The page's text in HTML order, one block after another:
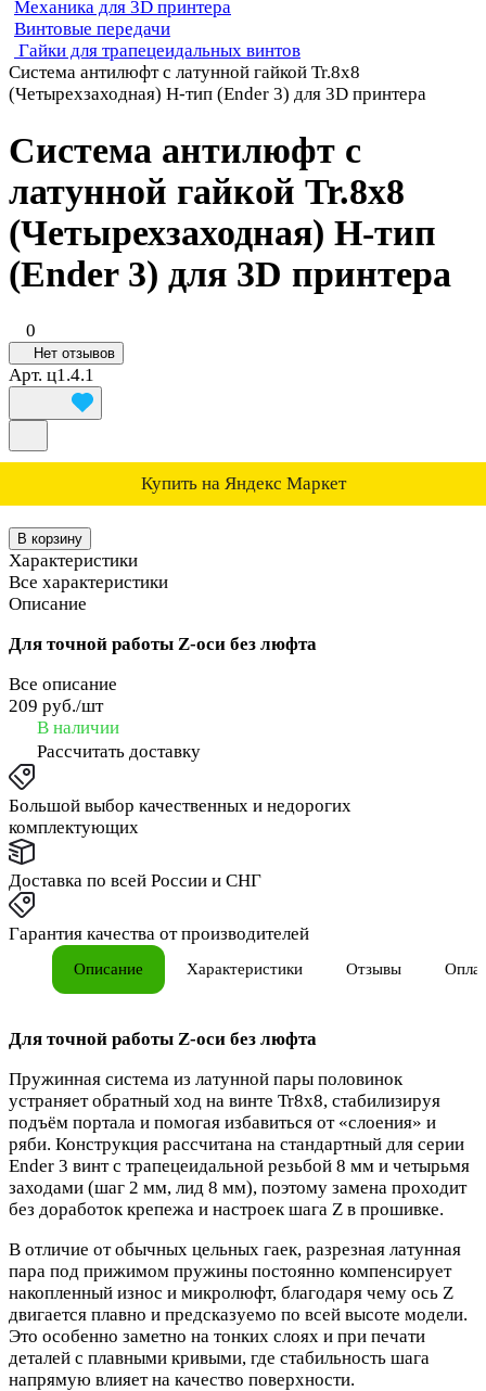
Механика для 3D принтера
Винтовые передачи
Гайки для трапецеидальных винтов
Система антилюфт с латунной гайкой Tr.8x8
(Четырехзаходная) H-тип (Ender 3) для 3D принтера
Система антилюфт с
латунной гайкой Tr.8x8
(Четырехзаходная) H-тип
(Ender 3) для 3D принтера
0
Нет отзывов
Арт. ц1.4.1
Купить на Яндекс Маркет
В корзину
Характеристики
Все характеристики
Описание
Для точной работы Z-оси без люфта
Все описание
209 руб./шт
В наличии
Рассчитать доставку
Большой выбор качественных и недорогих
комплектующих
Доставка по всей России и СНГ
Гарантия качества от производителей
Описание Характеристики Отзывы
Для точной работы Z-оси без люфта
Пружинная система из латунной пары половинок
устраняет обратный ход на винте Tr8x8, стабилизируя
подъём портала и помогая избавиться от «слоения» и
ряби. Конструкция рассчитана на стандартный для серии
Ender 3 винт с трапецеидальной резьбой 8 мм и четырьмя
заходами (шаг 2 мм, лид 8 мм), поэтому замена проходит
без доработок крепежа и настроек шага Z в прошивке.
В отличие от обычных цельных гаек, разрезная латунная
пара под прижимом пружины постоянно компенсирует
накопленный износ и микролюфт, благодаря чему ось Z
двигается плавно и предсказуемо по всей высоте модели.
Это особенно заметно на тонких слоях и при печати
деталей с плавными кривыми, где стабильность шага
напрямую влияет на качество поверхности.